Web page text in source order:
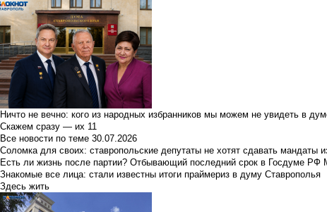
Ничто не вечно: кого из народных избранников мы можем не увидеть в
Скажем сразу — их 11
Все новости по теме 30.07.2026
Соломка для своих: ставропольские депутаты не хотят сдавать мандаты
Есть ли жизнь после партии? Отбывающий последний срок в Госдуме РФ
Знакомые все лица: стали известны итоги праймериз в думу Ставрополья
Здесь жить